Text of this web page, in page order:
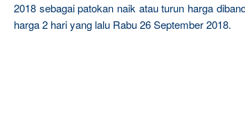
2018 sebagai patokan naik atau turun harga
harga 2 hari yang lalu Rabu 26 September 2018.